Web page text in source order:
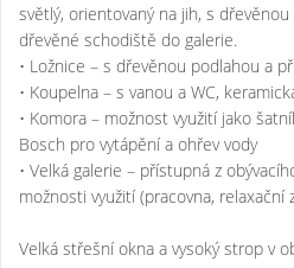
světlý, orientovaný na jih, s
dřevěné schodiště do galerie.
• Ložnice – s dřevěnou podlahou a
• Koupelna – s vanou a WC,
• Komora – možnost využití jako
Bosch pro vytápění a ohřev vody
• Velká galerie – přístupná z
možnosti využití (pracovna,
Velká střešní okna a vysoký strop v